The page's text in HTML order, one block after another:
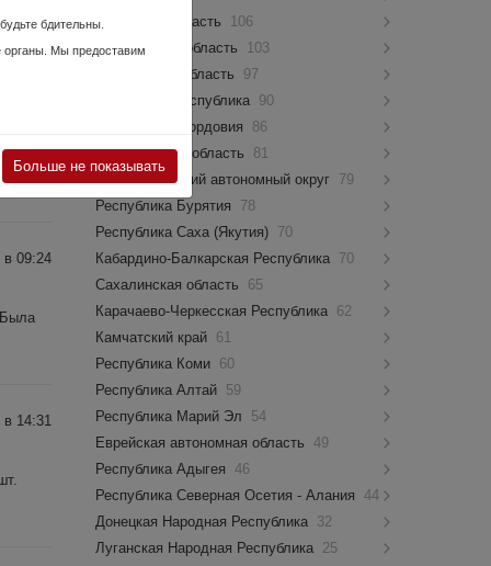
09:24
Была
14:31
бдительны.
органы. Мы предоставим
Больше не показывать
Псковская область
106
Костромская область
103
Мурманская область
97
Чувашская Республика 90
Республика Мордовия
86
Новгородская область
81
Ямало-Ненецкий автономный округ 79
Республика Бурятия
78
Республика Саха (Якутия) 70
Кабардино-Балкарская Республика 70
Сахалинская область
65
Карачаево-Черкесская Республика 62
Камчатский край 61
Республика Коми 60
Республика Алтай 59
Республика Марий Эл
54
Еврейская автономная область
49
Республика Адыгея
46
Республика Северная Осетия - Алания
44
Донецкая Народная Республика 32
Луганская Народная Республика 25